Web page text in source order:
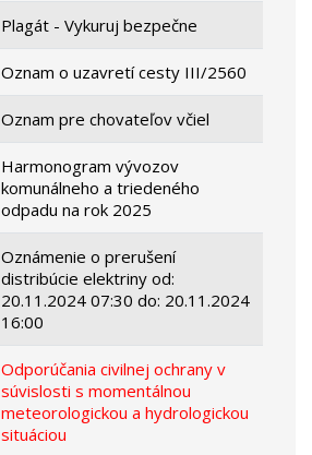
Plagát - Vykuruj bezpečne
Oznam o uzavretí cesty III/2560
Oznam pre chovateľov včiel
Harmonogram vývozov
komunálneho a triedeného
odpadu na rok 2025
Oznámenie o prerušení
distribúcie elektriny od:
20.11.2024 07:30 do: 20.11.2024
16:00
Odporúčania civilnej ochrany v
súvislosti s momentálnou
meteorologickou a hydrologickou
situáciou